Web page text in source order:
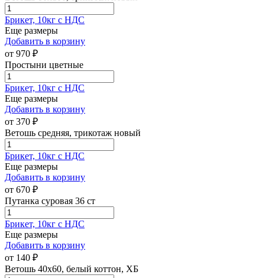
Брикет, 10кг с НДС
Еще размеры
Добавить в корзину
от 970 ₽
Простыни цветные
Брикет, 10кг с НДС
Еще размеры
Добавить в корзину
от 370 ₽
Ветошь средняя, трикотаж новый
Брикет, 10кг с НДС
Еще размеры
Добавить в корзину
от 670 ₽
Путанка суровая 36 ст
Брикет, 10кг с НДС
Еще размеры
Добавить в корзину
от 140 ₽
Ветошь 40х60, белый коттон, ХБ